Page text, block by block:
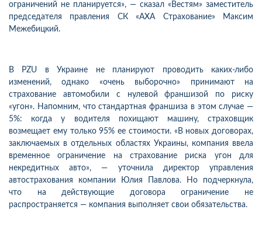
ограничений не планируется», — сказал «Вестям» заместитель
председателя правления СК «АХА Страхование» Максим
Межебицкий.
В PZU в Украине не планируют проводить каких-либо
изменений, однако «очень выборочно» принимают на
страхование автомобили с нулевой франшизой по риску
«угон». Напомним, что стандартная франшиза в этом случае —
5%: когда у водителя похищают машину, страховщик
возмещает ему только 95% ее стоимости. «В новых договорах,
заключаемых в отдельных областях Украины, компания ввела
временное ограничение на страхование риска угон для
некредитных авто», — уточнила директор управления
автострахования компании Юлия Павлова. Но подчеркнула,
что на действующие договора ограничение не
распространяется — компания выполняет свои обязательства.